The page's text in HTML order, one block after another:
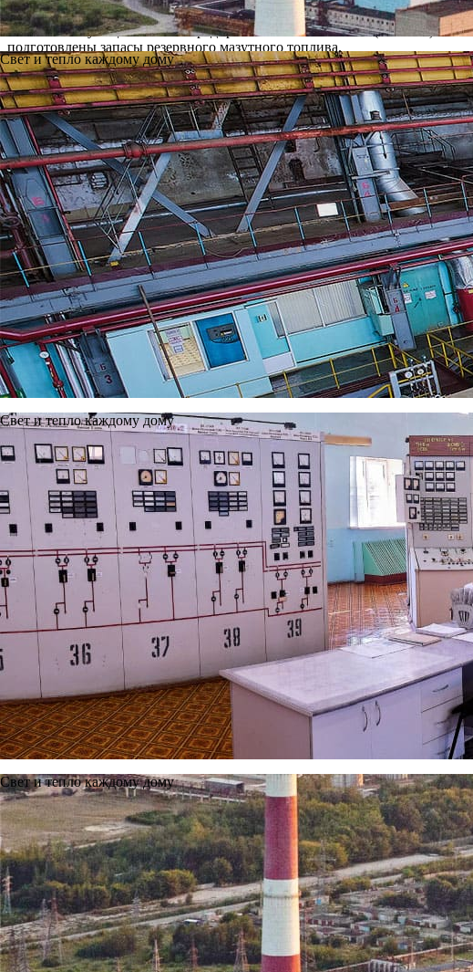
Свет и тепло каждому дому
Свет и тепло каждому дому
Свет и тепло каждому дому
Ново-Рязанская ТЭЦ в полном объеме обеспечена газовым топливом
Рязанского муниципального предприятия тепловых сетей (РМПТС) в
подготовлены запасы резервного мазутного топлива.
Подключение тепла в жилом фонде Рязани начнется с 8 октября. При
теплосетей города. Соответствующее распоряжение № 1514-Р «О начале
Предыдущая
Вернуться
Следующая
Вы можете написать нам на почту, а также оставить свой вопрос с
Приемная:
534@tec.ryazan.ru
Обратная связь
Адрес 390011, Рязанская область, г.Рязань,район Южный промузел, дом 23
Телефон приемной
+7 (4912) 24-13-61 +7 (4912) 24-13-62
Copyright © 2011—2026, Ново-Рязанская ТЭЦ.
Рязанский филиал.
Все права защищены.
Политика защиты и обработки персональных данных
Карта сайта